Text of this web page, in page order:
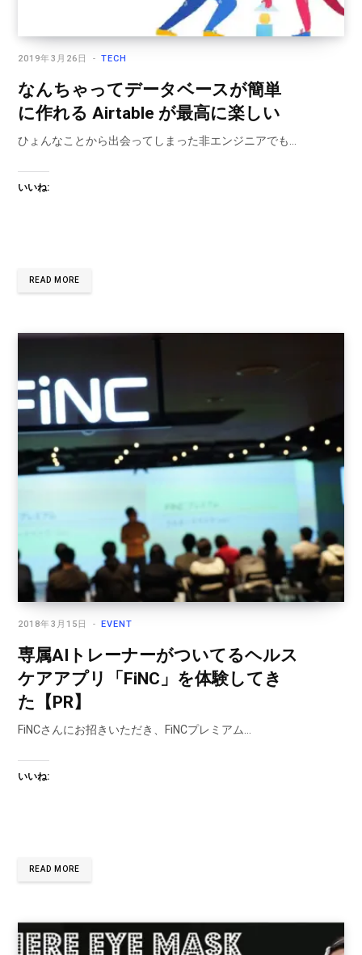
TECH
2019年3月26日
なんちゃってデータベースが簡単
に作れる Airtable が最高に楽しい
ひょんなことから出会ってしまった非エンジニアでも…
いいね:
READ MORE
EVENT
2018年3月15日
専属AIトレーナーがついてるヘルス
ケアアプリ「FiNC」を体験してき
た【PR】
FiNCさんにお招きいただき、FiNCプレミアム…
いいね:
READ MORE